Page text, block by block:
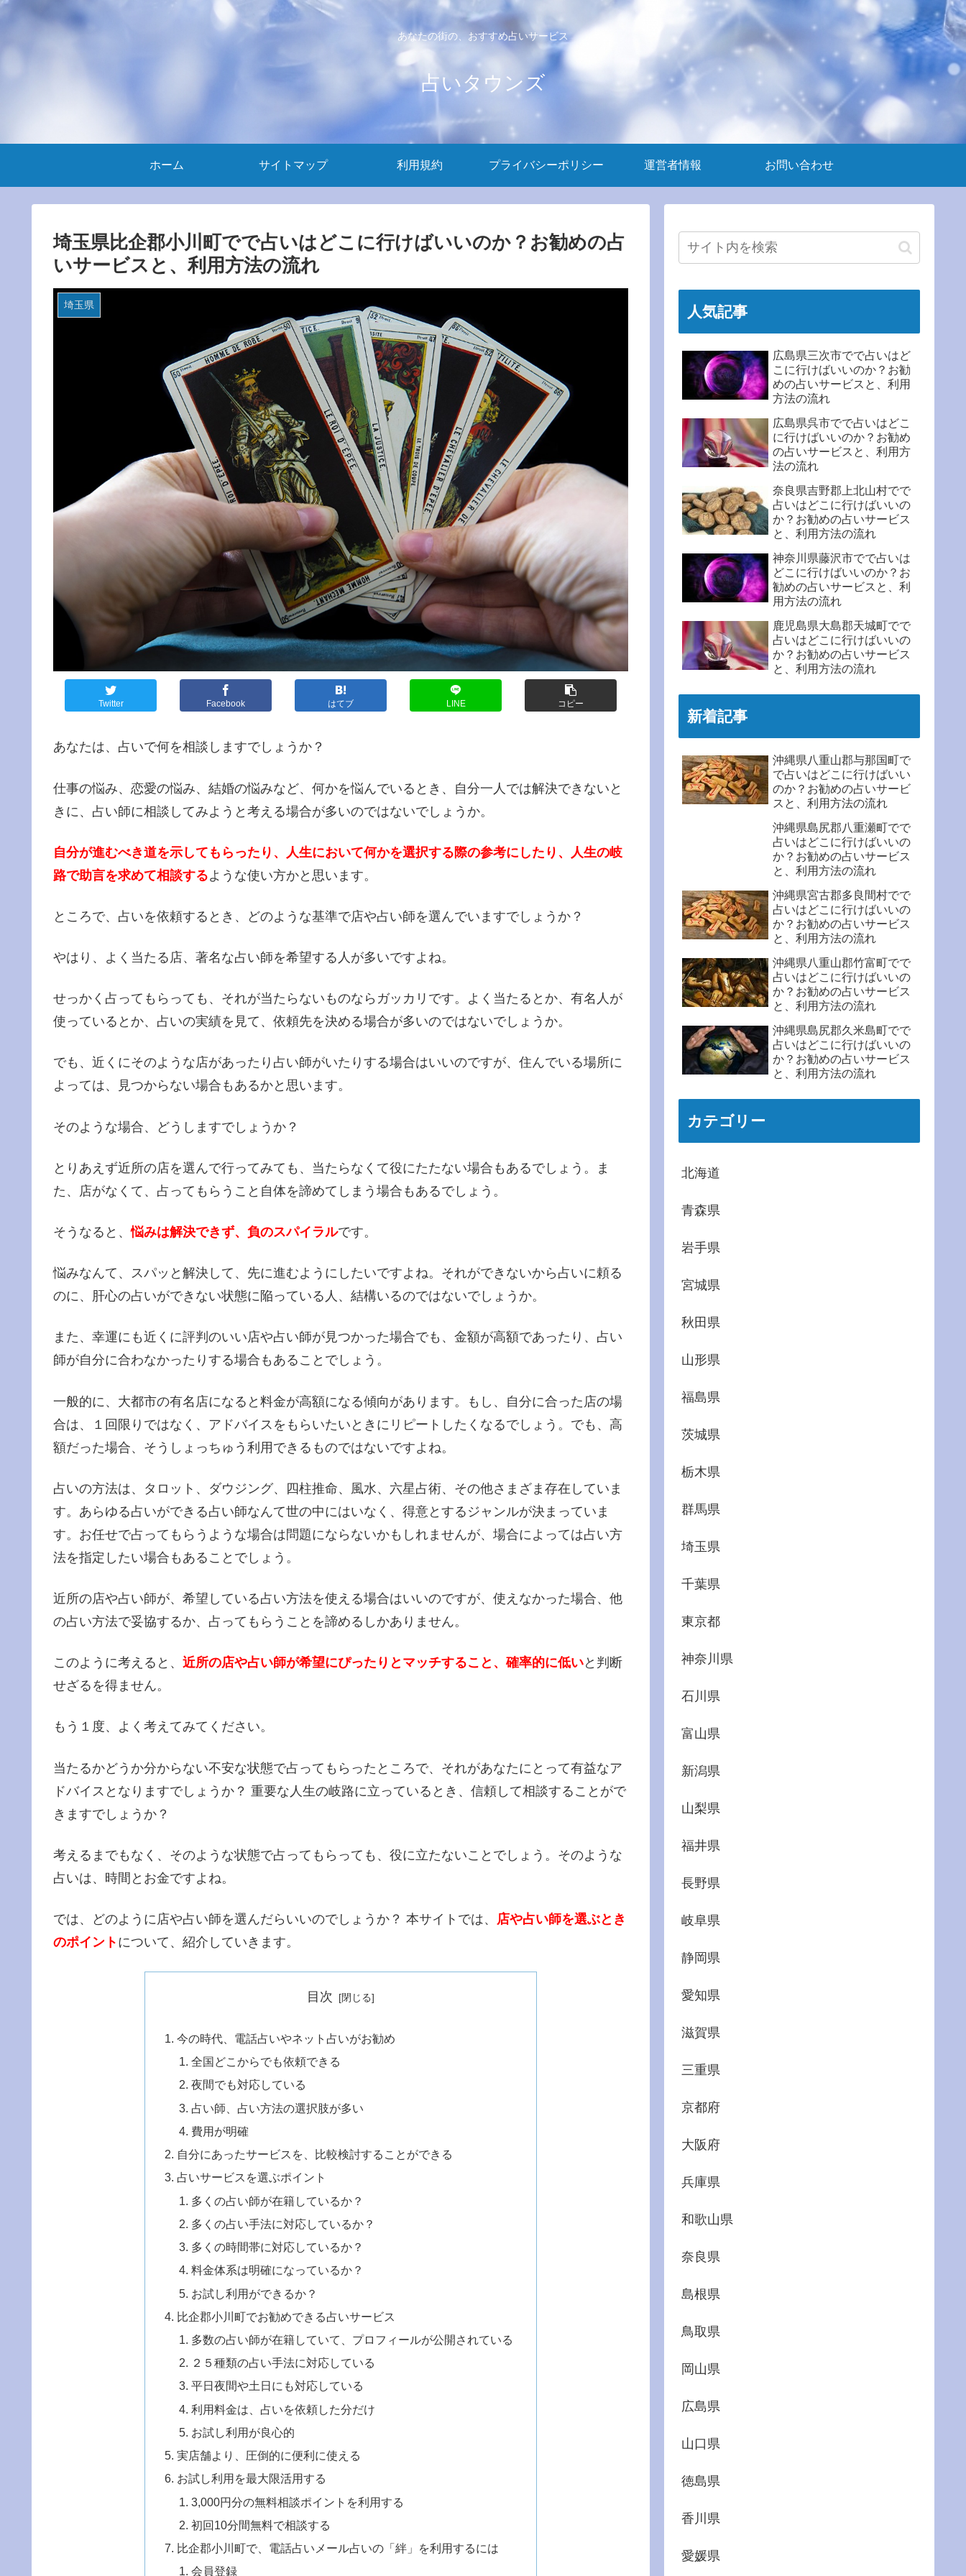
あなたの街の、おすすめ占いサービス
占いタウンズ
ホーム サイトマップ 利用規約 プライバシーポリシー 運営者情報 お問い合わせ
埼玉県比企郡小川町でで占いはどこに行けばいいのか？お勧めの占
いサービスと、利用方法の流れ
埼玉県
Twitter Facebook はてブ LINE コピー
あなたは、占いで何を相談しますでしょうか？
仕事の悩み、恋愛の悩み、結婚の悩みなど、何かを悩んでいるとき、自分一人では解決できないと
きに、占い師に相談してみようと考える場合が多いのではないでしょうか。
自分が進むべき道を示してもらったり、人生において何かを選択する際の参考にしたり、人生の岐
路で助言を求めて相談するような使い方かと思います。
ところで、占いを依頼するとき、どのような基準で店や占い師を選んでいますでしょうか？
やはり、よく当たる店、著名な占い師を希望する人が多いですよね。
せっかく占ってもらっても、それが当たらないものならガッカリです。よく当たるとか、有名人が
使っているとか、占いの実績を見て、依頼先を決める場合が多いのではないでしょうか。
でも、近くにそのような店があったり占い師がいたりする場合はいいのですが、住んでいる場所に
よっては、見つからない場合もあるかと思います。
そのような場合、どうしますでしょうか？
とりあえず近所の店を選んで行ってみても、当たらなくて役にたたない場合もあるでしょう。ま
た、店がなくて、占ってもらうこと自体を諦めてしまう場合もあるでしょう。
そうなると、悩みは解決できず、負のスパイラルです。
悩みなんて、スパッと解決して、先に進むようにしたいですよね。それができないから占いに頼る
のに、肝心の占いができない状態に陥っている人、結構いるのではないでしょうか。
また、幸運にも近くに評判のいい店や占い師が見つかった場合でも、金額が高額であったり、占い
師が自分に合わなかったりする場合もあることでしょう。
一般的に、大都市の有名店になると料金が高額になる傾向があります。もし、自分に合った店の場
合は、１回限りではなく、アドバイスをもらいたいときにリピートしたくなるでしょう。でも、高
額だった場合、そうしょっちゅう利用できるものではないですよね。
占いの方法は、タロット、ダウジング、四柱推命、風水、六星占術、その他さまざま存在していま
す。あらゆる占いができる占い師なんて世の中にはいなく、得意とするジャンルが決まっていま
す。お任せで占ってもらうような場合は問題にならないかもしれませんが、場合によっては占い方
法を指定したい場合もあることでしょう。
近所の店や占い師が、希望している占い方法を使える場合はいいのですが、使えなかった場合、他
の占い方法で妥協するか、占ってもらうことを諦めるしかありません。
このように考えると、 近所の店や占い師が希望にぴったりとマッチすること、確率的に低いと判断
せざるを得ません。
もう１度、よく考えてみてください。
当たるかどうか分からない不安な状態で占ってもらったところで、それがあなたにとって有益なア
ドバイスとなりますでしょうか？ 重要な人生の岐路に立っているとき、信頼して相談することがで
きますでしょうか？
考えるまでもなく、そのような状態で占ってもらっても、役に立たないことでしょう。そのような
占いは、時間とお金ですよね。
では、どのように店や占い師を選んだらいいのでしょうか？ 本サイトでは、 店や占い師を選ぶとき
のポイント について、紹介していきます。
目次
今の時代、電話占いやネット占いがお勧め
全国どこからでも依頼できる
夜間でも対応している
占い師、占い方法の選択肢が多い
費用が明確
自分にあったサービスを、比較検討することができる
占いサービスを選ぶポイント
多くの占い師が在籍しているか？
多くの占い手法に対応しているか？
多くの時間帯に対応しているか？
料金体系は明確になっているか？
お試し利用ができるか？
比企郡小川町でお勧めできる占いサービス
多数の占い師が在籍していて、プロフィールが公開されている
２５種類の占い手法に対応している
平日夜間や土日にも対応している
利用料金は、占いを依頼した分だけ
お試し利用が良心的
実店舗より、圧倒的に便利に使える
お試し利用を最大限活用する
3,000円分の無料相談ポイントを利用する
初回10分間無料で相談する
比企郡小川町で、電話占いメール占いの「絆」を利用するには
会員登録
人気記事
広島県三次市でで占いはど
こに行けばいいのか？お勧
めの占いサービスと、利用
方法の流れ
広島県呉市でで占いはどこ
に行けばいいのか？お勧め
の占いサービスと、利用方
法の流れ
奈良県吉野郡上北山村でで
占いはどこに行けばいいの
か？お勧めの占いサービス
と、利用方法の流れ
神奈川県藤沢市でで占いは
どこに行けばいいのか？お
勧めの占いサービスと、利
用方法の流れ
鹿児島県大島郡天城町でで
占いはどこに行けばいいの
か？お勧めの占いサービス
と、利用方法の流れ
新着記事
沖縄県八重山郡与那国町で
で占いはどこに行けばいい
のか？お勧めの占いサービ
スと、利用方法の流れ
沖縄県島尻郡八重瀬町でで
占いはどこに行けばいいの
か？お勧めの占いサービス
と、利用方法の流れ
沖縄県宮古郡多良間村でで
占いはどこに行けばいいの
か？お勧めの占いサービス
と、利用方法の流れ
沖縄県八重山郡竹富町でで
占いはどこに行けばいいの
か？お勧めの占いサービス
と、利用方法の流れ
沖縄県島尻郡久米島町でで
占いはどこに行けばいいの
か？お勧めの占いサービス
と、利用方法の流れ
カテゴリー
北海道
青森県
岩手県
宮城県
秋田県
山形県
福島県
茨城県
栃木県
群馬県
埼玉県
千葉県
東京都
神奈川県
石川県
富山県
新潟県
山梨県
福井県
長野県
岐阜県
静岡県
愛知県
滋賀県
三重県
京都府
大阪府
兵庫県
和歌山県
奈良県
島根県
鳥取県
岡山県
広島県
山口県
徳島県
香川県
愛媛県